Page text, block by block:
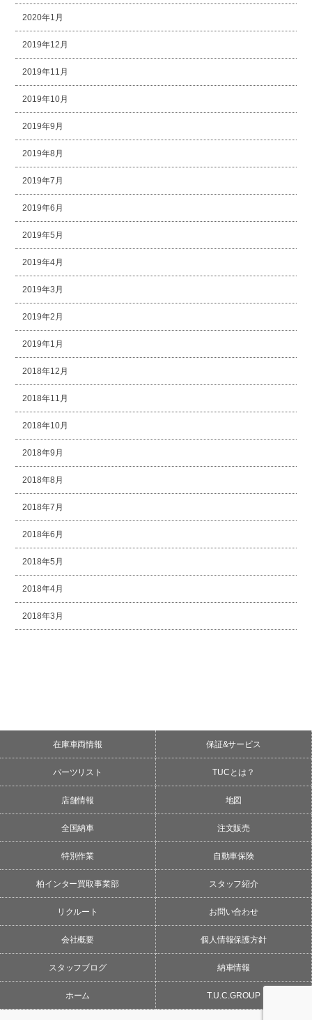
2020年1月
2019年12月
2019年11月
2019年10月
2019年9月
2019年8月
2019年7月
2019年6月
2019年5月
2019年4月
2019年3月
2019年2月
2019年1月
2018年12月
2018年11月
2018年10月
2018年9月
2018年8月
2018年7月
2018年6月
2018年5月
2018年4月
2018年3月
在庫車両情報 保証&サービス
パーツリスト TUCとは？
店舗情報 地図
全国納車 注文販売
特別作業 自動車保険
柏インター買取事業部 スタッフ紹介
リクルート お問い合わせ
会社概要 個人情報保護方針
スタッフブログ 納車情報
ホーム T.U.C.GROUP